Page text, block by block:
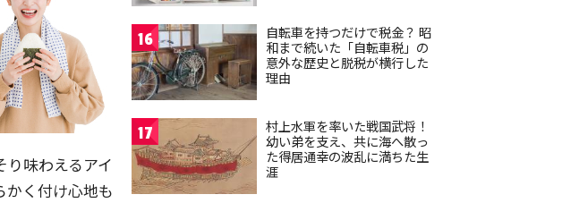
味わえるアイ
かく付け心地も
16
自転車を持つだけで税金？ 昭
和まで続いた「自転車税」の
意外な歴史と脱税が横行した
理由
17
村上水軍を率いた戦国武将！
幼い弟を支え、共に海へ散っ
た得居通幸の波乱に満ちた生
涯